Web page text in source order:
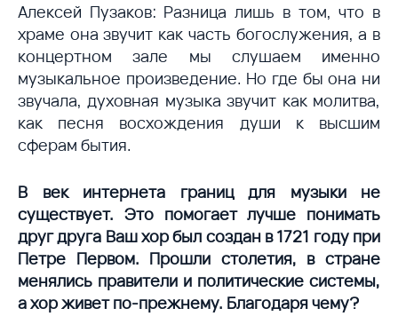
Алексей Пузаков: Разница лишь в том, что в
храме она звучит как часть богослужения, а в
концертном зале мы слушаем именно
музыкальное произведение. Но где бы она ни
звучала, духовная музыка звучит как молитва,
как песня восхождения души к высшим
сферам бытия.
В век интернета границ для музыки не
существует. Это помогает лучше понимать
друг друга Ваш хор был создан в 1721 году при
Петре Первом. Прошли столетия, в стране
менялись правители и политические системы,
а хор живет по-прежнему. Благодаря чему?